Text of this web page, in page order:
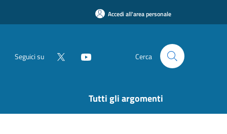
Accedi all'area personale
Seguici su Cerca
Tutti gli argomenti